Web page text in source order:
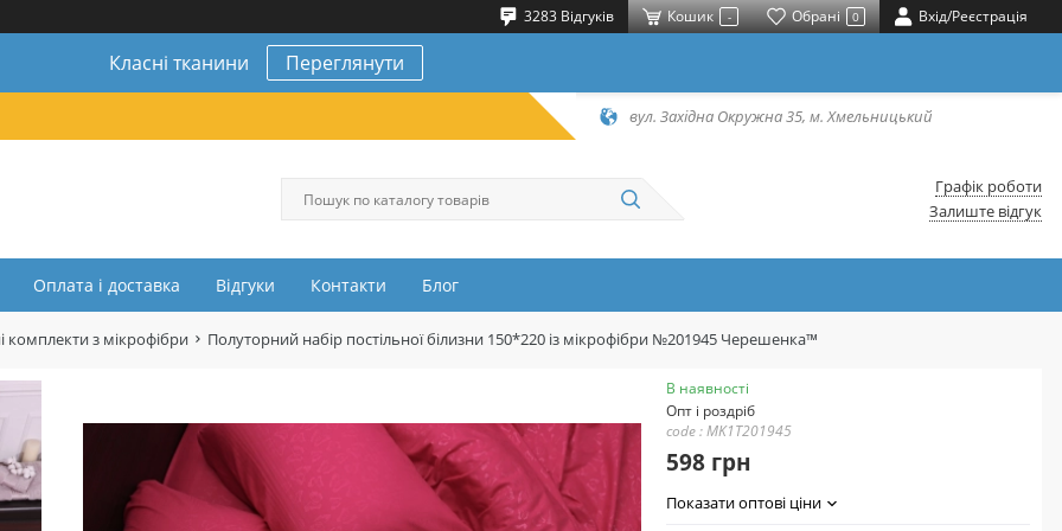
3283 Відгуків Кошик - Обрані 0 Вхід/Реєстрація
Класні тканини Переглянути
вул. Західна Окружна 35, м. Хмельницький
Графік роботи
Залиште відгук
Оплата і доставка Відгуки Контакти Блог
комплекти з мікрофібри Полуторний набір постільної білизни 150*220 із мікрофібри №201945 Черешенка™
В наявності
Опт і роздріб
code : MK1T201945
598 грн
Показати оптові ціни